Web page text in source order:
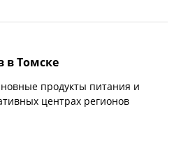
в Томске
продукты питания и
центрах регионов